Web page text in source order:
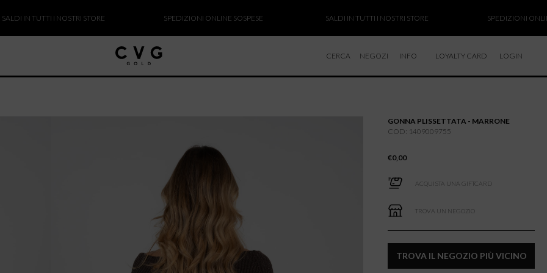
TUTTI I NOSTRI STORE SPEDIZIONI ONLINE SOSPESE SALDI IN TUTTI I NOSTRI STORE SPEDIZIONI ONLINE
CERCA NEGOZI INFO
RESI E RIMBORSI
LOYALTY CARD LOGIN
GONNA PLISSETTATA - MARRONE
COD: 1409009755
€0,00
ACQUISTA UNA GIFTCARD
TROVA UN NEGOZIO
TROVA IL NEGOZIO PIÙ VICINO